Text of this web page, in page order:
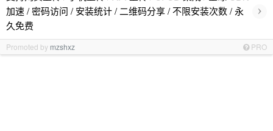
加速 / 密码访问 / 安装统计 / 二维码分享 / 不限安装次数 / 永
久免费
›
Promoted by mzshxz PRO